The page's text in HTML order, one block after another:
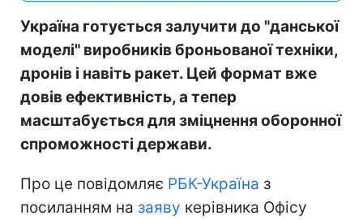
Україна готується залучити до "данської
моделі" виробників броньованої техніки,
дронів і навіть ракет. Цей формат вже
довів ефективність, а тепер
масштабується для зміцнення оборонної
спроможності держави.
Про це повідомляє РБК-Україна з
посиланням на заяву керівника Офісу